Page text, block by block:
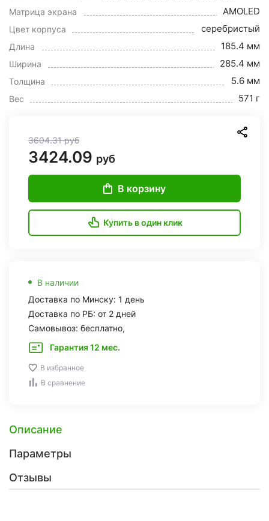
Матрица экрана AMOLED
Цвет корпуса серебристый
Длина 185.4 мм
Ширина 285.4 мм
Толщина 5.6 мм
Вес 571 г
3604.31руб
3424.09 руб
В корзину
Купить в один клик
В наличии
Доставка по Минску: 1 день
Доставка по РБ: от 2 дней
Самовывоз: бесплатно,
Гарантия 12 мес.
В избранное
В сравнение
Описание
Параметры
Отзывы